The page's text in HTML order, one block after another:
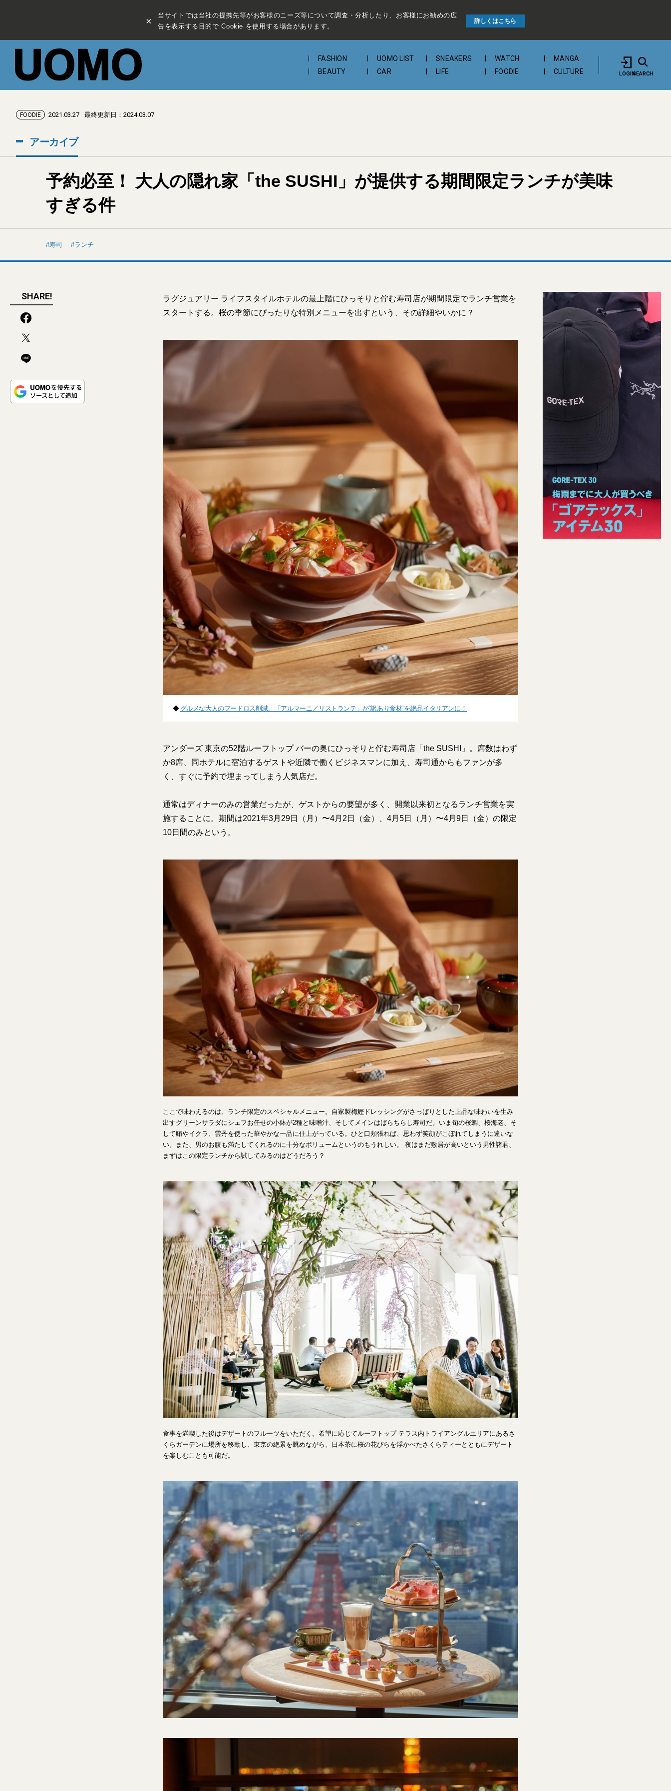
×
当サイトでは当社の提携先等がお客様のニーズ等について調査・分析したり、お客様にお勧めの広
告を表示する目的で Cookie を使用する場合があります。
詳しくはこちら
FASHION UOMO LIST SNEAKERS WATCH
MANGA
BEAUTY
CAR LIFE FOODIE CULTURE LOGINSEARCH
FOODIE 2021.03.27 最終更新日：2024.03.07
アーカイブ
予約必至！ 大人の隠れ家「the SUSHI」が提供する期間限定ランチが美味
すぎる件
寿司 ランチ
SHARE!
ラグジュアリー ライフスタイルホテルの最上階にひっそりと佇む寿司店が期間限定でランチ営業を
スタートする。桜の季節にぴったりな特別メニューを出すという、その詳細やいかに？
◆ グルメな大人のフードロス削減。「アルマーニ／リストランテ」が“訳あり食材”を絶品イタリアンに！
アンダーズ 東京の52階ルーフトップ バーの奥にひっそりと佇む寿司店「the SUSHI」。席数はわず
か8席、同ホテルに宿泊するゲストや近隣で働くビジネスマンに加え、寿司通からもファンが多
く、すぐに予約で埋まってしまう人気店だ。
通常はディナーのみの営業だったが、ゲストからの要望が多く、開業以来初となるランチ営業を実
施することに。期間は2021年3月29日（月）〜4月2日（金）、4月5日（月）〜4月9日（金）の限定
10日間のみという。
ここで味わえるのは、ランチ限定のスペシャルメニュー。自家製梅鰹ドレッシングがさっぱりとした上品な味わいを生み
出すグリーンサラダにシェフお任せの小鉢が2種と味噌汁、そしてメインはばらちらし寿司だ。いま旬の桜鯛、桜海老、そ
して鮪やイクラ、雲丹を使った華やかな一品に仕上がっている。ひと口頬張れば、思わず笑顔がこぼれてしまうに違いな
い。また、男のお腹も満たしてくれるのに十分なボリュームというのもうれしい。 夜はまだ敷居が高いという男性諸君、
まずはこの限定ランチから試してみるのはどうだろう？
食事を満喫した後はデザートのフルーツをいただく。希望に応じてルーフトップ テラス内トライアングルエリアにあるさ
くらガーデンに場所を移動し、東京の絶景を眺めながら、日本茶に桜の花びらを浮かべたさくらティーとともにデザート
を楽しむことも可能だ。